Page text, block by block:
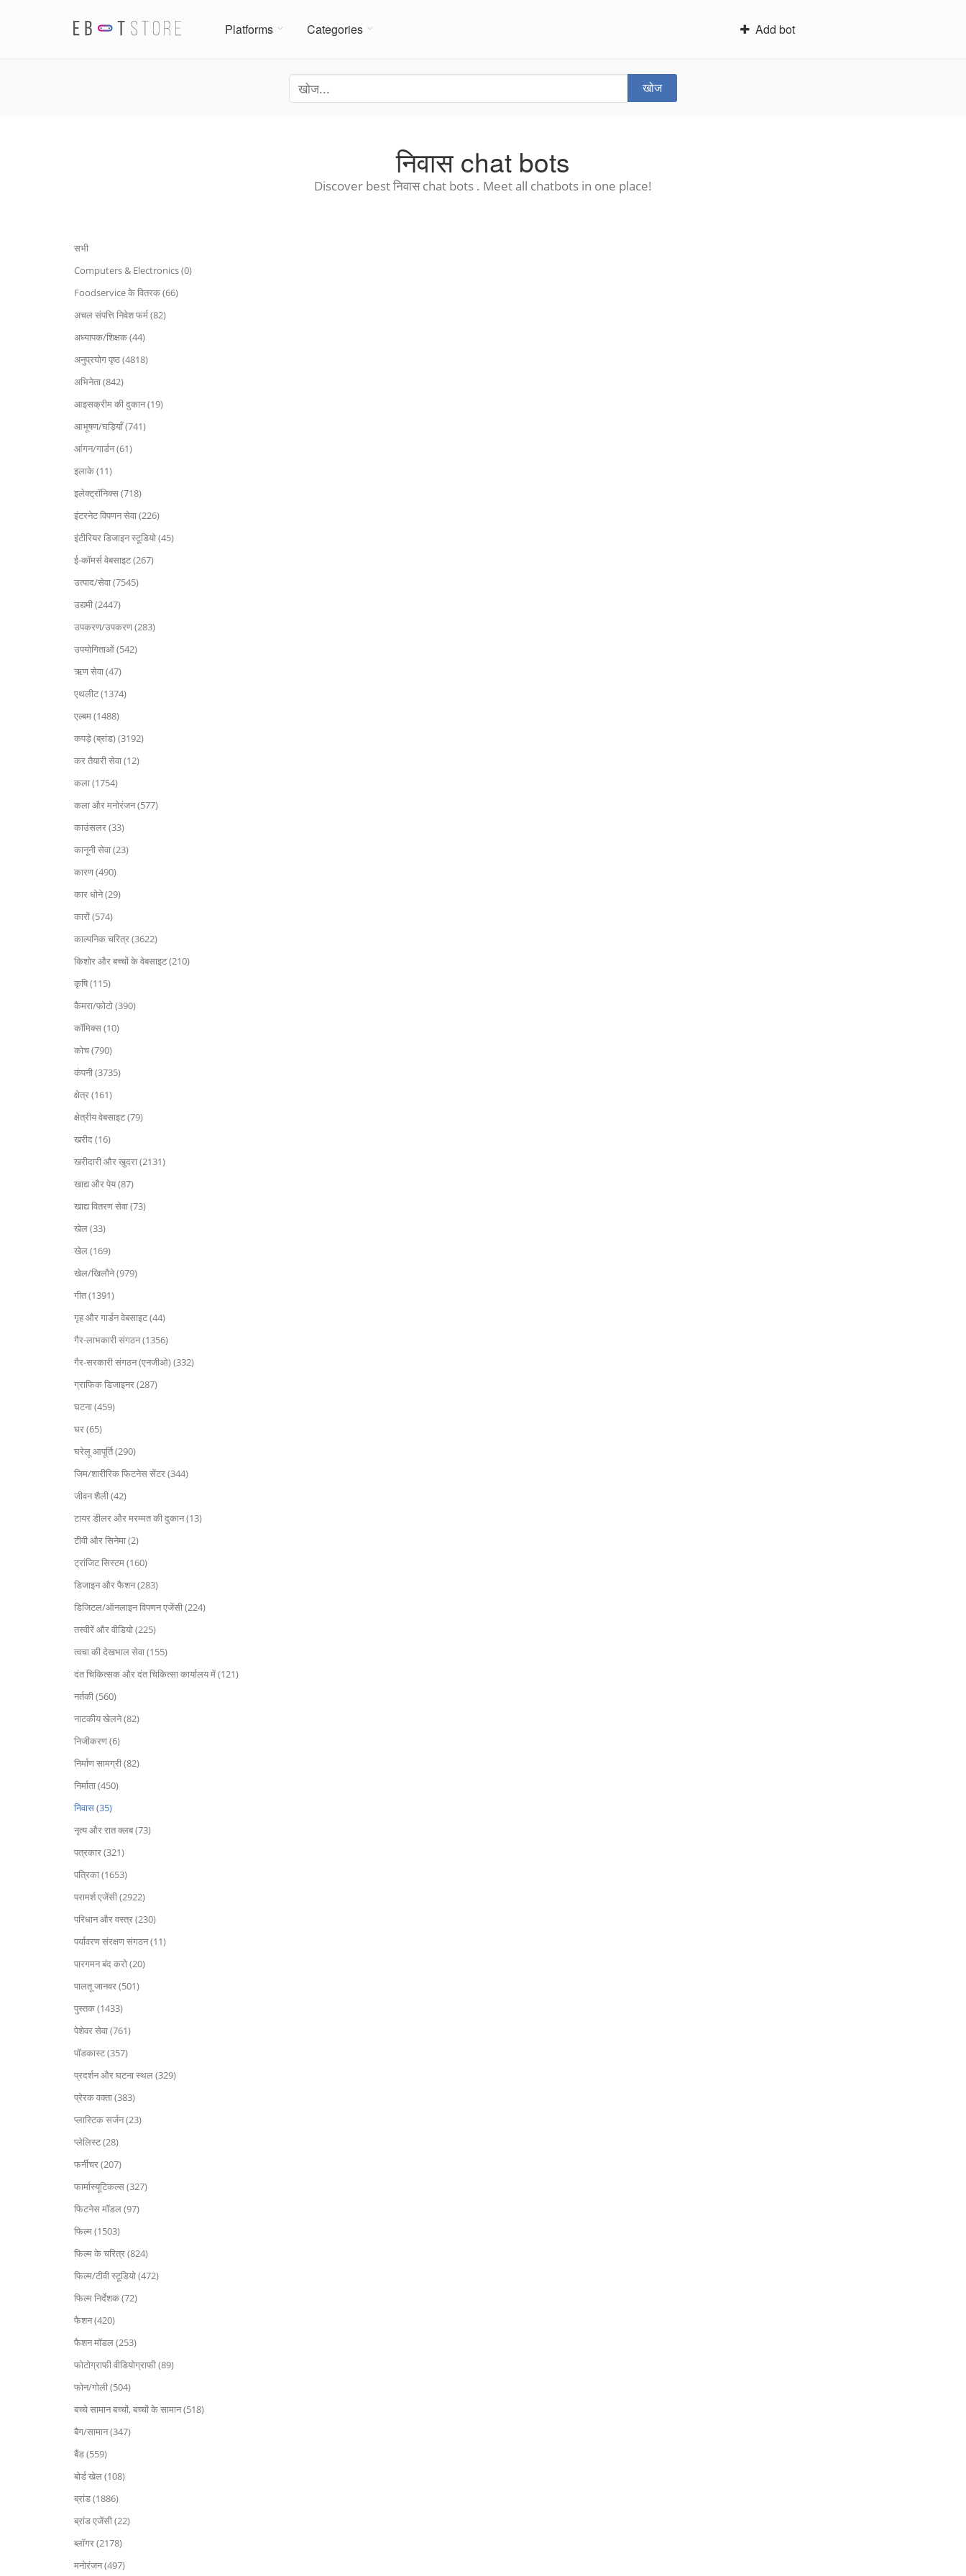
Platforms Categories Add bot
खोज
निवास chat bots
Discover best निवास chat bots . Meet all chatbots in one place!
सभी
Computers & Electronics (0)
Foodservice के वितरक (66)
अचल संपत्ति निवेश फर्म (82)
अध्यापक/शिक्षक (44)
अनुप्रयोग पृष्ठ (4818)
अभिनेता (842)
आइसक्रीम की दुकान (19)
आभूषण/घड़ियाँ (741)
आंगन/गार्डन (61)
इलाके (11)
इलेक्ट्रॉनिक्स (718)
इंटरनेट विपणन सेवा (226)
इंटीरियर डिजाइन स्टूडियो (45)
ई-कॉमर्स वेबसाइट (267)
उत्पाद/सेवा (7545)
उद्यमी (2447)
उपकरण/उपकरण (283)
उपयोगिताओं (542)
ऋण सेवा (47)
एथलीट (1374)
एल्बम (1488)
कपड़े (ब्रांड) (3192)
कर तैयारी सेवा (12)
कला (1754)
कला और मनोरंजन (577)
काउंसलर (33)
कानूनी सेवा (23)
कारण (490)
कार धोने (29)
कारों (574)
काल्पनिक चरित्र (3622)
किशोर और बच्चों के वेबसाइट (210)
कृषि (115)
कैमरा/फोटो (390)
कॉमिक्स (10)
कोच (790)
कंपनी (3735)
क्षेत्र (161)
क्षेत्रीय वेबसाइट (79)
खरीद (16)
खरीदारी और खुदरा (2131)
खाद्य और पेय (87)
खाद्य वितरण सेवा (73)
खेल (33)
खेल (169)
खेल/खिलौने (979)
गीत (1391)
गृह और गार्डन वेबसाइट (44)
गैर-लाभकारी संगठन (1356)
गैर-सरकारी संगठन (एनजीओ) (332)
ग्राफिक डिजाइनर (287)
घटना (459)
घर (65)
घरेलू आपूर्ति (290)
जिम/शारीरिक फिटनेस सेंटर (344)
जीवन शैली (42)
टायर डीलर और मरम्मत की दुकान (13)
टीवी और सिनेमा (2)
ट्रांजिट सिस्टम (160)
डिजाइन और फैशन (283)
डिजिटल/ऑनलाइन विपणन एजेंसी (224)
तस्वीरें और वीडियो (225)
त्वचा की देखभाल सेवा (155)
दंत चिकित्सक और दंत चिकित्सा कार्यालय में (121)
नर्तकी (560)
नाटकीय खेलने (82)
निजीकरण (6)
निर्माण सामग्री (82)
निर्माता (450)
निवास (35)
नृत्य और रात क्लब (73)
पत्रकार (321)
पत्रिका (1653)
परामर्श एजेंसी (2922)
परिधान और वस्त्र (230)
पर्यावरण संरक्षण संगठन (11)
पारगमन बंद करो (20)
पालतू जानवर (501)
पुस्तक (1433)
पेशेवर सेवा (761)
पॉडकास्ट (357)
प्रदर्शन और घटना स्थल (329)
प्रेरक वक्ता (383)
प्लास्टिक सर्जन (23)
प्लेलिस्ट (28)
फर्नीचर (207)
फार्मास्यूटिकल्स (327)
फिटनेस मॉडल (97)
फिल्म (1503)
फिल्म के चरित्र (824)
फिल्म/टीवी स्टूडियो (472)
फिल्म निर्देशक (72)
फैशन (420)
फैशन मॉडल (253)
फोटोग्राफी वीडियोग्राफी (89)
फोन/गोली (504)
बच्चे सामान बच्चों, बच्चों के सामान (518)
बैग/सामान (347)
बैंड (559)
बोर्ड खेल (108)
ब्रांड (1886)
ब्रांड एजेंसी (22)
ब्लॉगर (2178)
मनोरंजन (497)